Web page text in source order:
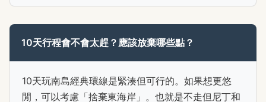
10天行程會不會太趕？應該放棄哪些點？
10天玩南島經典環線是緊湊但可行的。如果想更悠
閒，可以考慮「捨棄東海岸」。也就是不走但尼丁和